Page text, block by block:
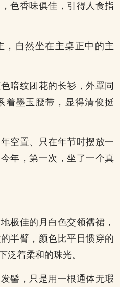
色香味俱佳，引得人食指
，自然坐在主桌正中的主
暗纹团花的长衫，外罩同
着墨玉腰带，显得清俊挺
空置、只在年节时摆放一
年，第一次，坐了一个真
极佳的月白色交领襦裙，
半臂，颜色比平日惯穿的
泛着柔和的珠光。
髻，只是用一根通体无瑕